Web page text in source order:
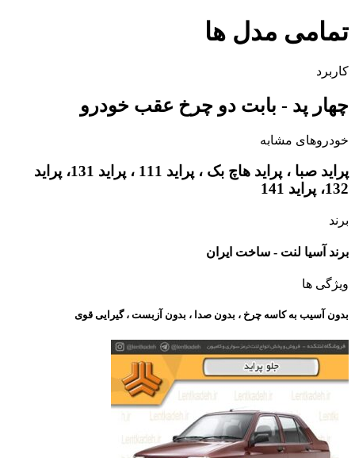
تمامی مدل ها
کاربرد
چهار پد - بابت دو چرخ عقب خودرو
خودروهای مشابه
پراید صبا ، پراید هاچ بک ، پراید 111 ، پراید 131، پراید
132، پراید 141
برند
برند آسیا لنت - ساخت ایران
ویژگی ها
بدون آسیب به کاسه چرخ ، بدون صدا ، بدون آزبست ، گیرایی قوی​